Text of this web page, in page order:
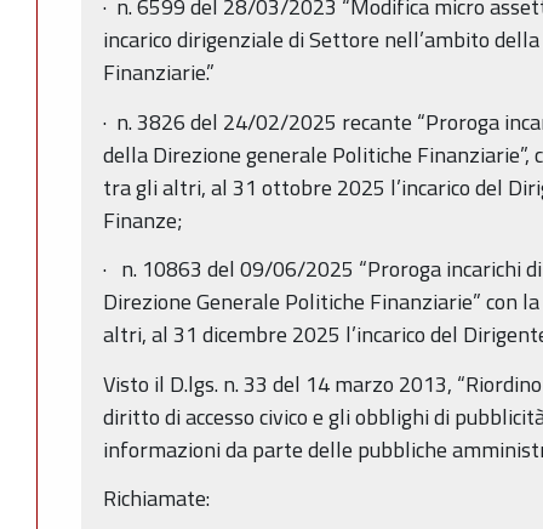
· n. 6599 del 28/03/2023 “Modifica micro
incarico dirigenziale di Settore nell’ambito
Finanziarie.”
· n. 3826 del 24/02/2025 recante “Proroga
della Direzione generale Politiche Finanziarie”,
tra gli altri, al 31 ottobre 2025 l’incarico del
Finanze;
· n. 10863 del 09/06/2025 “Proroga incarichi
Direzione Generale Politiche Finanziarie” con
altri, al 31 dicembre 2025 l’incarico del
Visto il D.lgs. n. 33 del 14 marzo 2013,
diritto di accesso civico e gli obblighi di
informazioni da parte delle pubbliche
Richiamate: